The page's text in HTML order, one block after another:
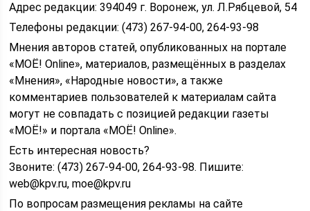
Адрес редакции: 394049 г. Воронеж, ул. Л.Рябцевой, 54
Телефоны редакции: (473) 267-94-00, 264-93-98
Мнения авторов статей, опубликованных на портале
«МОЁ! Online», материалов, размещённых в разделах
«Мнения», «Народные новости», а также
комментариев пользователей к материалам сайта
могут не совпадать с позицией редакции газеты
«МОЁ!» и портала «МОЁ! Online».
Есть интересная новость?
Звоните: (473) 267-94-00, 264-93-98. Пишите:
web@kpv.ru, moe@kpv.ru
По вопросам размещения рекламы на сайте